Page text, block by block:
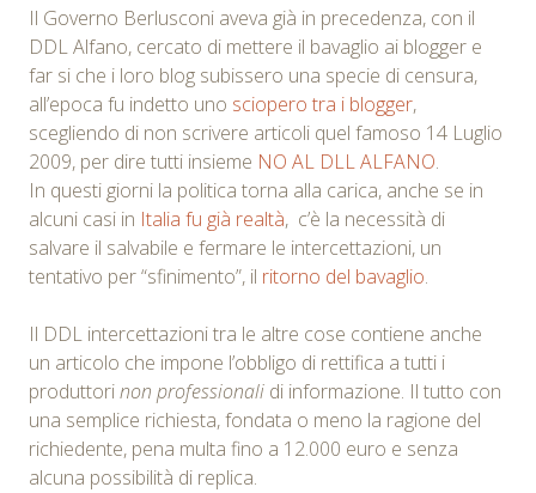
Il Governo Berlusconi aveva già in precedenza, con il
DDL Alfano, cercato di mettere il bavaglio ai blogger e
far si che i loro blog subissero una specie di censura,
all’epoca fu indetto uno sciopero tra i blogger,
scegliendo di non scrivere articoli quel famoso 14 Luglio
2009, per dire tutti insieme NO AL DLL ALFANO.
In questi giorni la politica torna alla carica, anche se in
alcuni casi in Italia fu già realtà, c’è la necessità di
salvare il salvabile e fermare le intercettazioni, un
tentativo per “sfinimento”, il ritorno del bavaglio.
Il DDL intercettazioni tra le altre cose contiene anche
un articolo che impone l’obbligo di rettifica a tutti i
produttorinon professionali di informazione. Il tutto con
una semplice richiesta, fondata o meno la ragione del
richiedente, pena multa fino a 12.000 euro e senza
alcuna possibilità di replica.